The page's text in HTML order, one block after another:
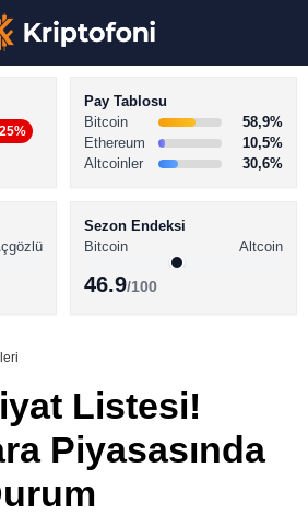
Youtube
TikTok
Pay Tablosu
Bitcoin
58,9%
Ethereum
10,5%
Altcoinler
30,6%
Sezon Endeksi
Bitcoin
Altcoin
46.9/100
Listesi!
Piyasasında